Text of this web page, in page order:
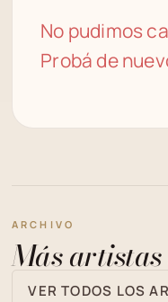
No pudimos
Probá de
ARCHIVO
Más
VER TODOS LOS